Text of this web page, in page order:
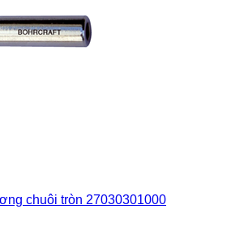
chuôi tròn 27030301000